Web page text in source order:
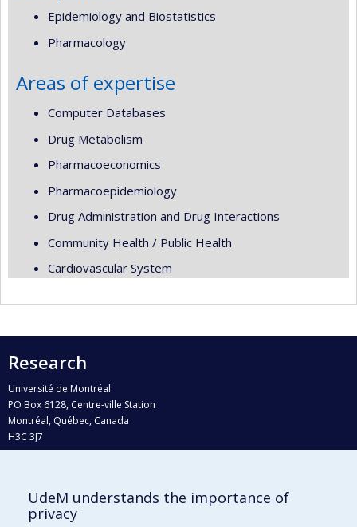
Epidemiology and Biostatistics
Pharmacology
Areas of expertise
Computer Databases
Drug Metabolism
Pharmacoeconomics
Pharmacoepidemiology
Drug Administration and Drug Interactions
Community Health / Public Health
Cardiovascular System
Research
Université de Montréal
PO Box 6128, Centre-ville Station
Montréal, Québec, Canada
H3C 3J7
Who does what?
UdeM understands the importance of
privacy